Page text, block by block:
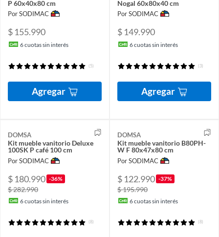
P 60x40x80 cm
Por SODIMAC
$ 155.990
6cuotas sin interés
(5)
Agregar
Nogal 60x80x40 cm
Por SODIMAC
$ 149.990
6cuotas sin interés
(3)
Agregar
DOMSA
Kit mueble vanitorio Deluxe
100SK P café 100 cm
Por SODIMAC
$ 180.990 -36%
$ 282.990
6cuotas sin interés
(8)
DOMSA
Kit mueble vanitorio B80PH-
W F 80x47x80 cm
Por SODIMAC
$ 122.990 -37%
$ 195.990
6cuotas sin interés
(8)